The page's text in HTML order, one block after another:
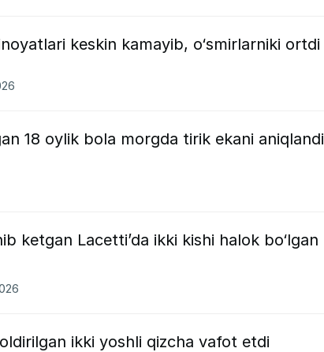
keskin kamayib, o‘smirlarniki ortdi
18 oylik bola morgda tirik ekani aniqlandi
ketgan Lacetti’da ikki kishi halok bo‘lgan
ikki yoshli qizcha vafot etdi